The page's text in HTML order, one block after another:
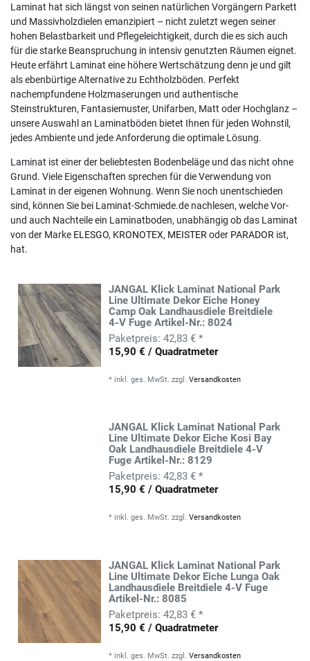
Laminat hat sich längst von seinen natürlichen Vorgängern Parkett
und Massivholzdielen emanzipiert – nicht zuletzt wegen seiner
hohen Belastbarkeit und Pflegeleichtigkeit, durch die es sich auch
für die starke Beanspruchung in intensiv genutzten Räumen eignet.
Heute erfährt Laminat eine höhere Wertschätzung denn je und gilt
als ebenbürtige Alternative zu Echtholzböden. Perfekt
nachempfundene Holzmaserungen und authentische
Steinstrukturen, Fantasiemuster, Unifarben, Matt oder Hochglanz –
unsere Auswahl an Laminatböden bietet Ihnen für jeden Wohnstil,
jedes Ambiente und jede Anforderung die optimale Lösung.
Laminat ist einer der beliebtesten Bodenbeläge und das nicht ohne
Grund. Viele Eigenschaften sprechen für die Verwendung von
Laminat in der eigenen Wohnung. Wenn Sie noch unentschieden
sind, können Sie bei Laminat-Schmiede.de nachlesen, welche Vor-
und auch Nachteile ein Laminatboden, unabhängig ob das Laminat
von der Marke ELESGO, KRONOTEX, MEISTER oder PARADOR ist,
hat.
JANGAL Klick Laminat National Park
Line Ultimate Dekor Eiche Honey
Camp Oak Landhausdiele Breitdiele
4-V Fuge Artikel-Nr.: 8024
42,83 € *
15,90 € / Quadratmeter
* inkl. ges. MwSt. zzgl.Versandkosten
JANGAL Klick Laminat National Park
Line Ultimate Dekor Eiche Kosi Bay
Oak Landhausdiele Breitdiele 4-V
Fuge Artikel-Nr.: 8129
42,83 € *
15,90 € / Quadratmeter
* inkl. ges. MwSt. zzgl.Versandkosten
JANGAL Klick Laminat National Park
Line Ultimate Dekor Eiche Lunga Oak
Landhausdiele Breitdiele 4-V Fuge
Artikel-Nr.: 8085
42,83 € *
15,90 € / Quadratmeter
* inkl. ges. MwSt. zzgl.Versandkosten